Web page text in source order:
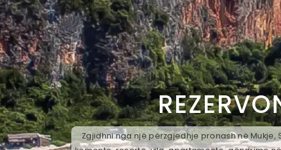
Zgjidhni nga një përzgjedhje pronash në